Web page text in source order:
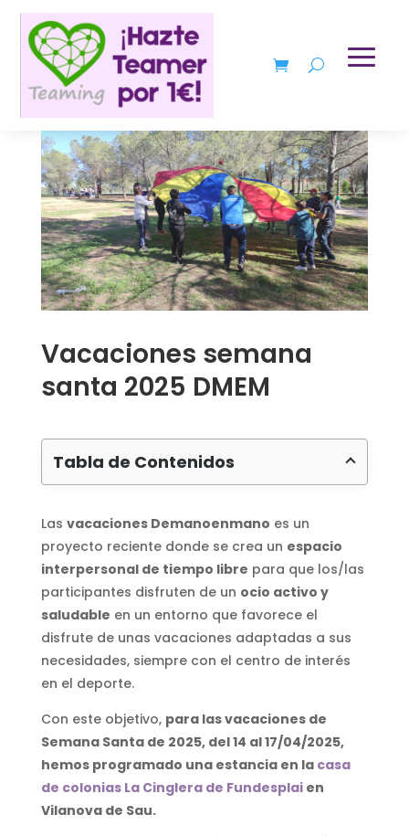
Vacaciones semana
santa 2025 DMEM
Tabla de Contenidos
Las vacaciones Demanoenmano es un
proyecto reciente donde se crea un espacio
interpersonal de tiempo libre para que los/las
participantes disfruten de un ocio activo y
saludable en un entorno que favorece el
disfrute de unas vacaciones adaptadas a sus
necesidades, siempre con el centro de interés
en el deporte.
Con este objetivo, para las vacaciones de
Semana Santa de 2025, del 14 al 17/04/2025,
hemos programado una estancia en la casa
de colonias La Cinglera de Fundesplaien
Vilanova de Sau.